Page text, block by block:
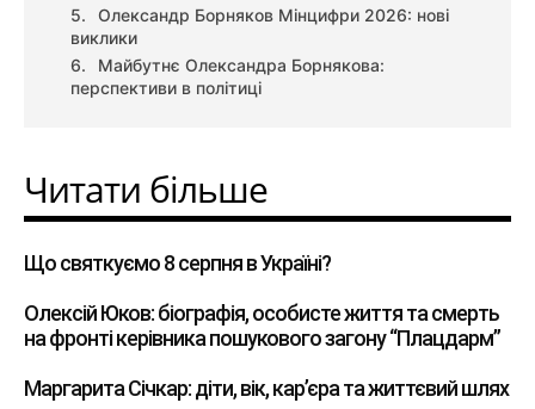
Олександр Борняков Мінцифри 2026: нові
виклики
Майбутнє Олександра Борнякова:
перспективи в політиці
Читати більше
Що святкуємо 8 серпня в Україні?
Олексій Юков: біографія, особисте життя та смерть
на фронті керівника пошукового загону “Плацдарм”
Маргарита Січкар: діти, вік, кар’єра та життєвий шлях